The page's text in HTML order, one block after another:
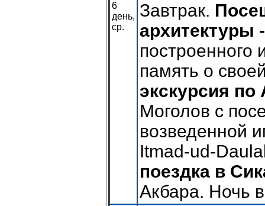
6
день,
ср.
Завтрак.
архитектуры
память о
экскурсия по
Моголов с
возведенной
Itmad-ud-
поездка в
Акбара. Ночь